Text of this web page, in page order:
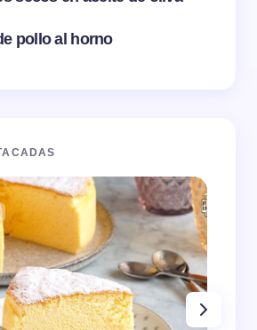
pollo al horno